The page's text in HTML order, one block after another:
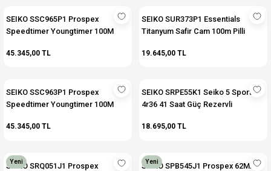
SEIKO SSC965P1 Prospex
Speedtimer Youngtimer 100M
45.345,00 TL
SEIKO SUR373P1 Essentials
Titanyum Safir Cam 100m Pilli
19.645,00 TL
SEIKO SSC963P1 Prospex
Speedtimer Youngtimer 100M
45.345,00 TL
SEIKO SRPE55K1 Seiko 5 Sport
4r36 41 Saat Güç Rezervli
18.695,00 TL
Yeni
SEIKO SRQ051J1 Prospex Yeni
SEIKO SPB545J1 Prospex 62MAS